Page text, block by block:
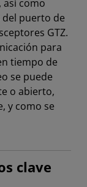
así como
puerto de
GTZ.
para
tiempo de
se puede
o abierto,
y como se
clave